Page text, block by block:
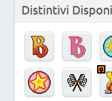
Distintivi